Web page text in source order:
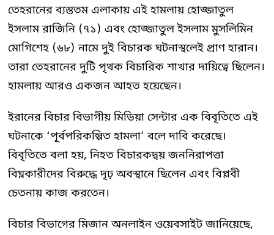
তেহরানের ব্যস্ততম এলাকায় এই হামলায় হোজ্জাতুল
ইসলাম রাজিনি (৭১) এবং হোজ্জাতুল ইসলাম মুসলিমিন
মোগিশেহ (৬৮) নামে দুই বিচারক ঘটনাস্থলেই প্রাণ হারান।
তারা তেহরানের দুটি পৃথক বিচারিক শাখার দায়িত্বে ছিলেন।
হামলায় আরও একজন আহত হয়েছেন।
ইরানের বিচার বিভাগীয় মিডিয়া সেন্টার এক বিবৃতিতে এই
ঘটনাকে ‘পূর্বপরিকল্পিত হামলা’ বলে দাবি করেছে।
বিবৃতিতে বলা হয়, নিহত বিচারকদ্বয় জননিরাপত্তা
বিঘ্নকারীদের বিরুদ্ধে দৃঢ় অবস্থানে ছিলেন এবং বিপ্লবী
চেতনায় কাজ করতেন।
বিচার বিভাগের মিজান অনলাইন ওয়েবসাইট জানিয়েছে,